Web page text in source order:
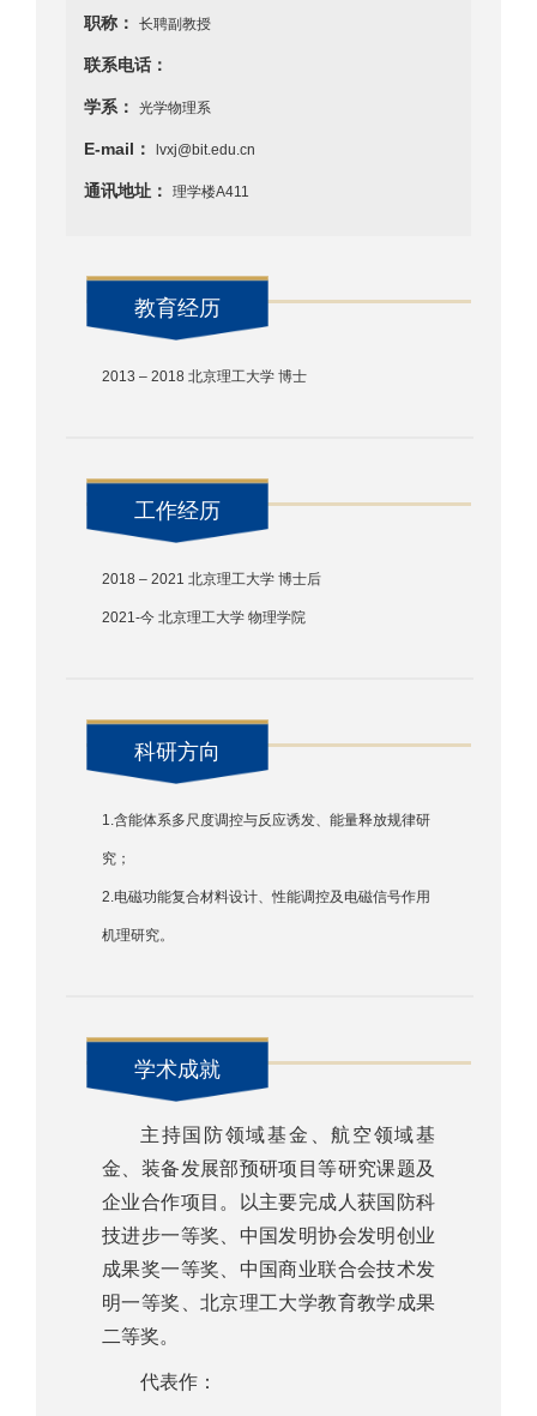
职称： 长聘副教授
联系电话：
学系： 光学物理系
E-mail： lvxj@bit.edu.cn
通讯地址： 理学楼A411
教育经历
2013 – 2018 北京理工大学 博士
工作经历
2018 – 2021 北京理工大学 博士后
2021-今 北京理工大学 物理学院
科研方向
1.含能体系多尺度调控与反应诱发、能量释放规律研
究；
2.电磁功能复合材料设计、性能调控及电磁信号作用
机理研究。
学术成就
主持国防领域基金、航空领域基
金、装备发展部预研项目等研究课题及
企业合作项目。以主要完成人获国防科
技进步一等奖、中国发明协会发明创业
成果奖一等奖、中国商业联合会技术发
明一等奖、北京理工大学教育教学成果
二等奖。
代表作：